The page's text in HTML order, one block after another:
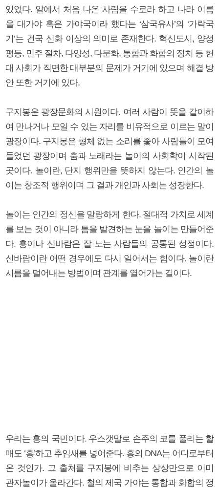
있었다. 알에서 처음 나온 사람을 수로라 하고 나라 이름
을 대가야 혹은 가야국이라 했다는 ‘삼국유사’의 ‘가락국
기’는 건국 신화 이상의 의미로 존재한다. 혁신도시, 양성
평등, 민주 절차, 다양성, 다문화, 통합과 화합의 정치 등 현
대 사회가 직면한 대부분의 문제가 거기에 있으며 해결 방
안 또한 거기에 있다.
구지봉은 광장문화의 시원이다. 여러 사람이 뜻을 같이하
여 만나거나 모일 수 있는 자리를 비유적으로 이르는 말이
광장이다. 구지봉은 형체 없는 소리를 좇아 사람들이 모여
들었던 광장이며 춤과 노래라는 놀이의 사회학이 시작된
곳이다. 놀이란, 단지 행위만을 뜻하지 않는다. 인간의 놀
이는 창조적 행위이며 그 결과 개인과 사회는 성장한다.
놀이는 인간의 정신을 말랑하게 한다. 절대적 가치로 세계
를 보는 것이 아니라 틈을 발견하는 눈을 놀이는 만들어준
다. 흥이나 신바람은 잘 노는 사람들의 공통된 성정이다.
신바람이란 어떤 경우에도 다시 일어서는 힘이다. 놀이란
시름을 덜어내는 방법이며 관계를 열어가는 길이다.
우리는 흥의 국민이다. 우스갯말로 손주의 코를 풀리는 할
매도 ‘흥’하고 추임새를 넣어준다. 흥의 DNA는 어디로부터
온 것인가. 그 출처를 구지봉에 비추는 상상만으로 이미
관자놀이가 올라간다. 철의 제국 가야는 통합과 화합의 정